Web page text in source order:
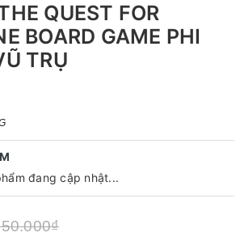
QUEST FOR
BOARD GAME PHI
TRỤ
đang cập nhật...